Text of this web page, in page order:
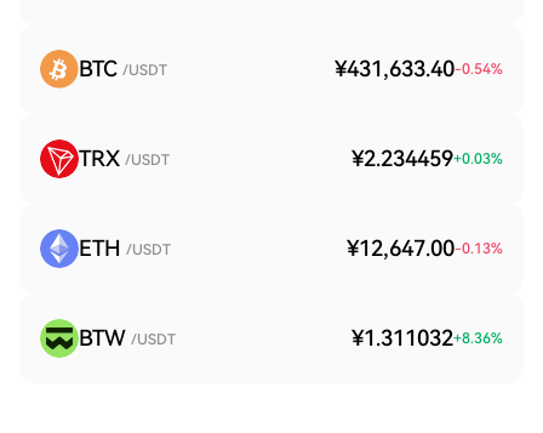
BTC /USDT ¥431,633.40-0.54%
TRX /USDT ¥2.234459+0.03%
ETH /USDT ¥12,647.00-0.13%
BTW /USDT ¥1.311032+8.36%